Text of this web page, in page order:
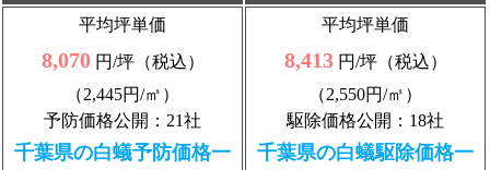
平均坪単価
8,070円/坪（税込）
（2,445円/㎡）
予防価格公開：21社
千葉県の白蟻予防価格一
平均坪単価
8,413円/坪（税込）
（2,550円/㎡）
駆除価格公開：18社
千葉県の白蟻駆除価格一